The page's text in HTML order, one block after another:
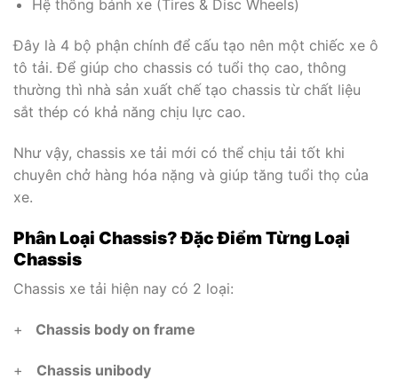
Hệ thống bánh xe (Tires & Disc Wheels)
Đây là 4 bộ phận chính để cấu tạo nên một chiếc xe ô
tô tải. Để giúp cho chassis có tuổi thọ cao, thông
thường thì nhà sản xuất chế tạo chassis từ chất liệu
sắt thép có khả năng chịu lực cao.
Như vậy, chassis xe tải mới có thể chịu tải tốt khi
chuyên chở hàng hóa nặng và giúp tăng tuổi thọ của
xe.
Phân Loại Chassis? Đặc Điểm Từng Loại
Chassis
Chassis xe tải hiện nay có 2 loại:
+ Chassis body on frame
+ Chassis unibody